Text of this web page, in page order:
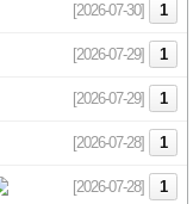
[2026-07-30] 1
[2026-07-29] 1
[2026-07-29] 1
[2026-07-28] 1
[2026-07-28] 1